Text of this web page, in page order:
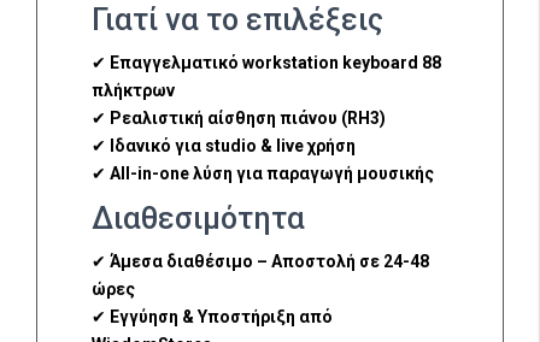
Γιατί να το επιλέξεις
✔ Επαγγελματικό workstation keyboard 88
πλήκτρων
✔ Ρεαλιστική αίσθηση πιάνου (RH3)
✔
Ιδανικό για studio & live χρήση
✔ All-in-one λύση για παραγωγή μουσικής
Διαθεσιμότητα
✔ Άμεσα διαθέσιμο – Αποστολή σε 24-48
ώρες
✔ Εγγύηση & Υποστήριξη από